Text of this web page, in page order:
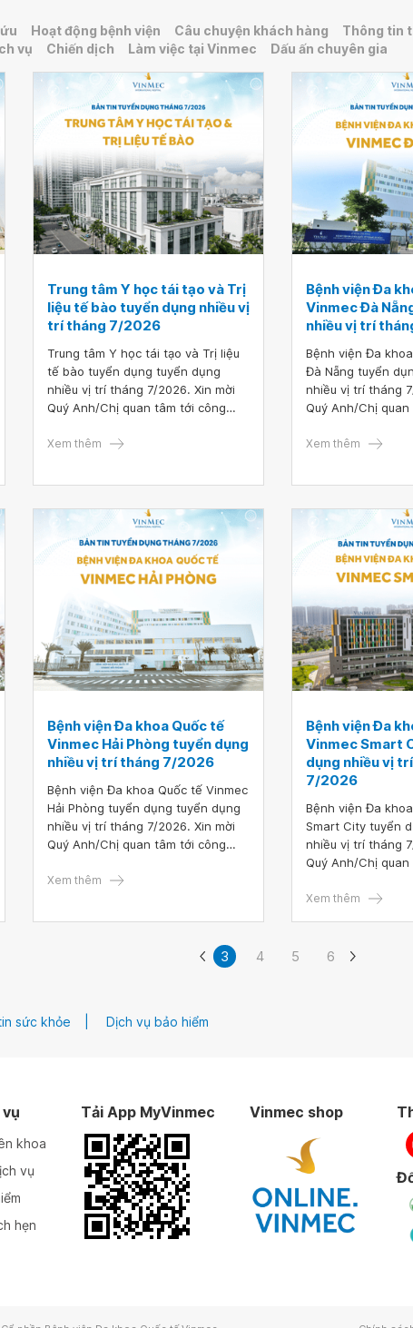
Hoạt động bệnh viện Câu chuyện khách hàng Thông tin
vụ Chiến dịch Làm việc tại Vinmec Dấu ấn chuyên gia
Trung tâm Y học tái tạo và Trị
liệu tế bào tuyển dụng nhiều vị
trí tháng 7/2026
Trung tâm Y học tái tạo và Trị liệu
tế bào tuyển dụng tuyển dụng
nhiều vị trí tháng 7/2026. Xin mời
Quý Anh/Chị quan tâm tới công
lòng truy cập vào đường link sau để
Xem thêm
Bệnh viện Đa
Vinmec Đà
nhiều vị trí
Bệnh viện Đa
Đà Nẵng tuyển
nhiều vị trí tháng
Quý Anh/Chị
lòng truy cập vào
Xem thêm
Bệnh viện Đa khoa Quốc tế
Vinmec Hải Phòng tuyển dụng
nhiều vị trí tháng 7/2026
Bệnh viện Đa khoa Quốc tế Vinmec
Hải Phòng tuyển dụng tuyển dụng
nhiều vị trí tháng 7/2026. Xin mời
Quý Anh/Chị quan tâm tới công
lòng truy cập vào đường link sau để
Xem thêm
Bệnh viện Đa
Vinmec Smart
dụng nhiều vị
7/2026
Bệnh viện Đa
Smart City tuyển
nhiều vị trí tháng
Quý Anh/Chị
lòng truy cập vào
Xem thêm
3 4 5 6
sức khỏe Dịch vụ bảo hiểm
khoa
vụ
hẹn
Tải App MyVinmec Vinmec shop